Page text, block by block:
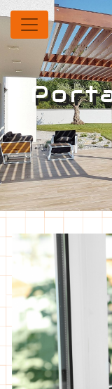
Panneau de gestion